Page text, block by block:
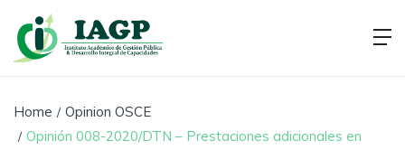
Home
Opinion OSCE
Opinión 008-2020/DTN – Prestaciones adicionales en